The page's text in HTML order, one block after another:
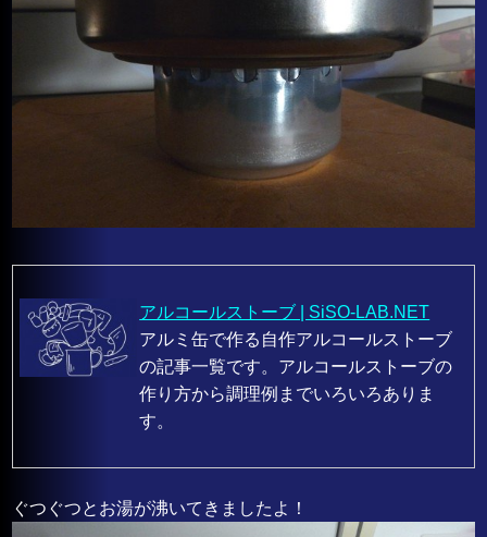
アルコールストーブ | SiSO-LAB.NET
アルミ缶で作る自作アルコールストーブ
の記事一覧です。アルコールストーブの
作り方から調理例までいろいろありま
す。
ぐつぐつとお湯が沸いてきましたよ！